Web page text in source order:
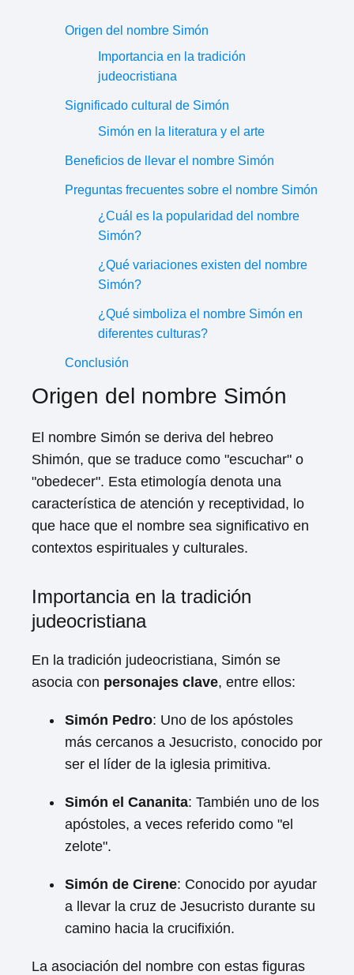
Origen del nombre Simón
Importancia en la tradición
judeocristiana
Significado cultural de Simón
Simón en la literatura y el arte
Beneficios de llevar el nombre Simón
Preguntas frecuentes sobre el nombre Simón
¿Cuál es la popularidad del nombre
Simón?
¿Qué variaciones existen del nombre
Simón?
¿Qué simboliza el nombre Simón en
diferentes culturas?
Conclusión
Origen del nombre Simón
El nombre Simón se deriva del hebreo
Shimón, que se traduce como "escuchar" o
"obedecer". Esta etimología denota una
característica de atención y receptividad, lo
que hace que el nombre sea significativo en
contextos espirituales y culturales.
Importancia en la tradición
judeocristiana
En la tradición judeocristiana, Simón se
asocia con personajes clave, entre ellos:
Simón Pedro: Uno de los apóstoles
más cercanos a Jesucristo, conocido por
ser el líder de la iglesia primitiva.
Simón el Cananita: También uno de los
apóstoles, a veces referido como "el
zelote".
Simón de Cirene: Conocido por ayudar
a llevar la cruz de Jesucristo durante su
camino hacia la crucifixión.
La asociación del nombre con estas figuras